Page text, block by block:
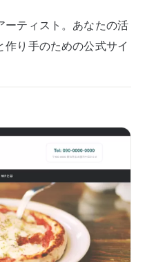
ーティスト。あなたの活
り手のための公式サイ